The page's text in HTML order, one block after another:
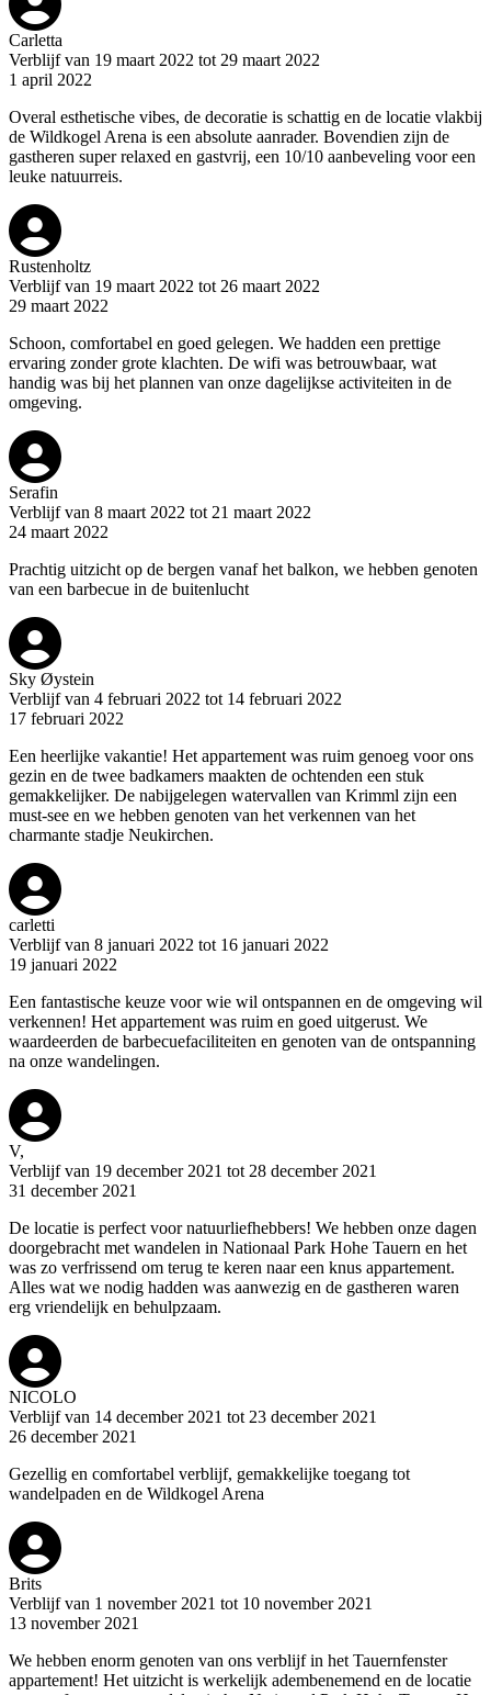
Carletta
Verblijf van 19 maart 2022 tot 29 maart 2022
1 april 2022
Overal esthetische vibes, de decoratie is schattig en de locatie vlakbij
de Wildkogel Arena is een absolute aanrader. Bovendien zijn de
gastheren super relaxed en gastvrij, een 10/10 aanbeveling voor een
leuke natuurreis.
Rustenholtz
Verblijf van 19 maart 2022 tot 26 maart 2022
29 maart 2022
Schoon, comfortabel en goed gelegen. We hadden een prettige
ervaring zonder grote klachten. De wifi was betrouwbaar, wat
handig was bij het plannen van onze dagelijkse activiteiten in de
omgeving.
Serafin
Verblijf van 8 maart 2022 tot 21 maart 2022
24 maart 2022
Prachtig uitzicht op de bergen vanaf het balkon, we hebben genoten
van een barbecue in de buitenlucht
Sky Øystein
Verblijf van 4 februari 2022 tot 14 februari 2022
17 februari 2022
Een heerlijke vakantie! Het appartement was ruim genoeg voor ons
gezin en de twee badkamers maakten de ochtenden een stuk
gemakkelijker. De nabijgelegen watervallen van Krimml zijn een
must-see en we hebben genoten van het verkennen van het
charmante stadje Neukirchen.
carletti
Verblijf van 8 januari 2022 tot 16 januari 2022
19 januari 2022
Een fantastische keuze voor wie wil ontspannen en de omgeving wil
verkennen! Het appartement was ruim en goed uitgerust. We
waardeerden de barbecuefaciliteiten en genoten van de ontspanning
na onze wandelingen.
V,
Verblijf van 19 december 2021 tot 28 december 2021
31 december 2021
De locatie is perfect voor natuurliefhebbers! We hebben onze dagen
doorgebracht met wandelen in Nationaal Park Hohe Tauern en het
was zo verfrissend om terug te keren naar een knus appartement.
Alles wat we nodig hadden was aanwezig en de gastheren waren
erg vriendelijk en behulpzaam.
NICOLO
Verblijf van 14 december 2021 tot 23 december 2021
26 december 2021
Gezellig en comfortabel verblijf, gemakkelijke toegang tot
wandelpaden en de Wildkogel Arena
Brits
Verblijf van 1 november 2021 tot 10 november 2021
13 november 2021
We hebben enorm genoten van ons verblijf in het Tauernfenster
appartement! Het uitzicht is werkelijk adembenemend en de locatie